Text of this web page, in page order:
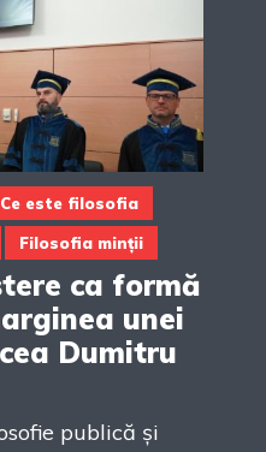
Ce este filosofia
Filosofia minții
ca formă
unei
Dumitru
publică și